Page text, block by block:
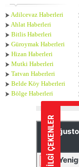
Adilcevaz Haberleri
Ahlat Haberleri
Bitlis Haberleri
Güroymak Haberleri
Hizan Haberleri
Mutki Haberleri
Tatvan Haberleri
Belde Köy Haberleri
Bölge Haberleri
İLGİ ÇEKENLER